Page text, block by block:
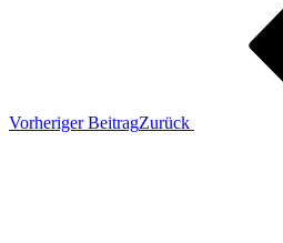
Vorheriger BeitragZurück